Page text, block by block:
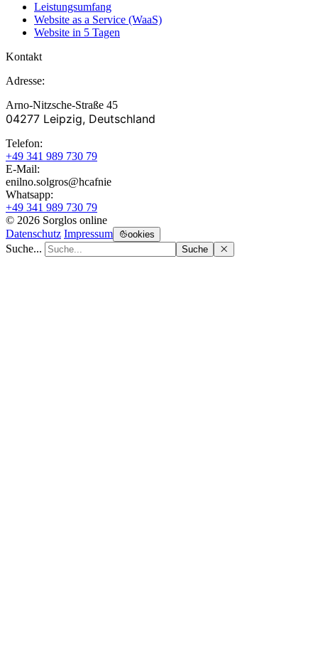
Leistungsumfang
Website as a Service (WaaS)
Website in 5 Tagen
Kontakt
Adresse:
Arno-Nitzsche-Straße 45
04277 Leipzig, Deutschland
Telefon:
+49 341 989 730 79
E-Mail:
enilno.solgros@hcafnie
Whatsapp:
+49 341 989 730 79
© 2026 Sorglos online
Datenschutz Impressum ookies
Suche... Suche